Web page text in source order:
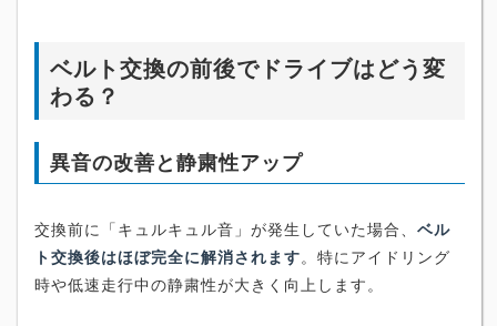
ベルト交換の前後でドライブはどう変
わる？
異音の改善と静粛性アップ
交換前に「キュルキュル音」が発生していた場合、 ベル
ト交換後はほぼ完全に解消されます。特にアイドリング
時や低速走行中の静粛性が大きく向上します。